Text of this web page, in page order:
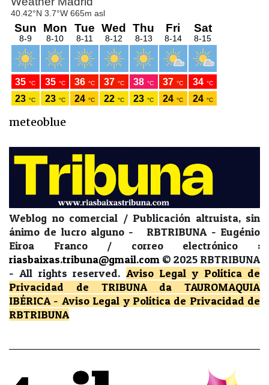
meteoblue
Weblog no comercial / Publicación altruista, sin
ánimo de lucro alguno - RBTRIBUNA - Eugénio
Eiroa Franco / correo electrónico :
riasbaixas.tribuna@gmail.com © 2025 RBTRIBUNA
-All rights reserved. Aviso Legal y Política de
Privacidad
de TRIBUNA da TAUROMAQUIA
IBÉRICA- Aviso Legal y Política de Privacidad de
RBTRIBUNA